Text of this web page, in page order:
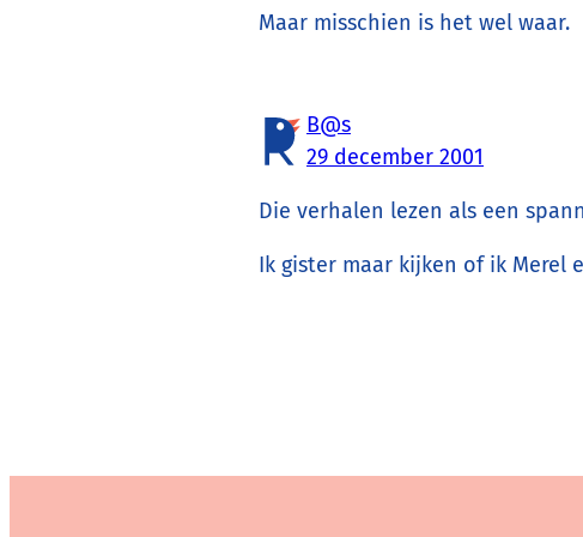
Maar misschien is het wel waar.
B@s
29 december 2001
Die verhalen lezen als een
Ik gister maar kijken of ik Merel